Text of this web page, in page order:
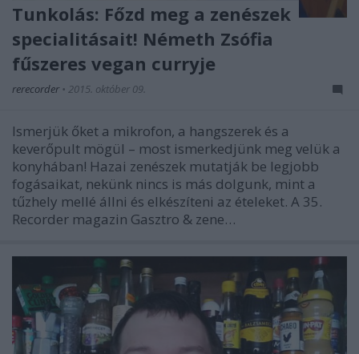
Tunkolás: Főzd meg a zenészek
specialitásait! Németh Zsófia
fűszeres vegan curryje
rerecorder • 2015. október 09.
Ismerjük őket a mikrofon, a hangszerek és a
keverőpult mögül – most ismerkedjünk meg velük a
konyhában! Hazai zenészek mutatják be legjobb
fogásaikat, nekünk nincs is más dolgunk, mint a
tűzhely mellé állni és elkészíteni az ételeket. A 35.
Recorder magazin Gasztro & zene…